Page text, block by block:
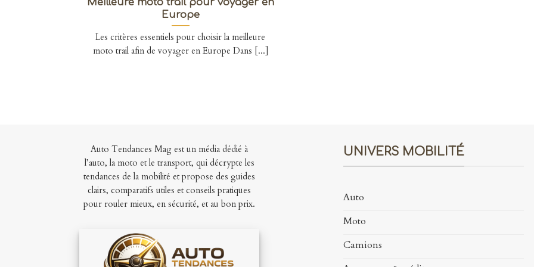
Europe
Les critères essentiels pour choisir la meilleure
moto trail afin de voyager en Europe Dans [...]
Auto Tendances Mag est un média dédié à
l’auto, la moto et le transport, qui décrypte les
tendances de la mobilité et propose des guides
clairs, comparatifs utiles et conseils pratiques
pour rouler mieux, en sécurité, et au bon prix.
UNIVERS MOBILITÉ
Auto
Moto
Camions